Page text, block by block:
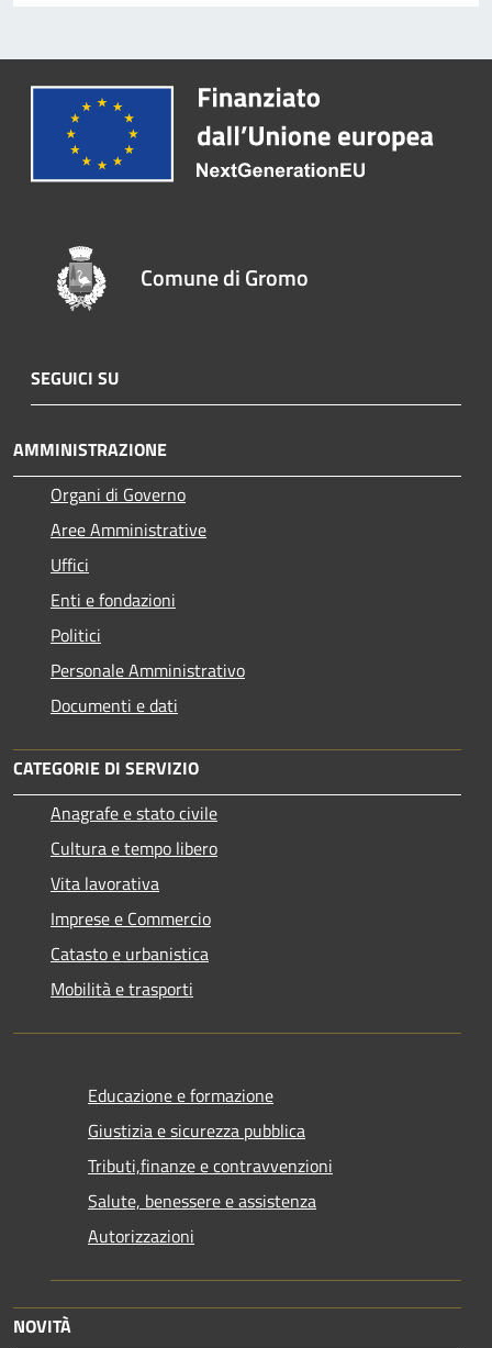
Comune di Gromo
SEGUICI SU
AMMINISTRAZIONE
Organi di Governo
Aree Amministrative
Uffici
Enti e fondazioni
Politici
Personale Amministrativo
Documenti e dati
CATEGORIE DI SERVIZIO
Anagrafe e stato civile
Cultura e tempo libero
Vita lavorativa
Imprese e Commercio
Catasto e urbanistica
Mobilità e trasporti
Educazione e formazione
Giustizia e sicurezza pubblica
Tributi,finanze e contravvenzioni
Salute, benessere e assistenza
Autorizzazioni
NOVITÀ